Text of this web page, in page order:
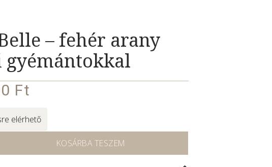
– fehér arany
gyémántokkal
Ft
elérhető
KOSÁRBA TESZEM